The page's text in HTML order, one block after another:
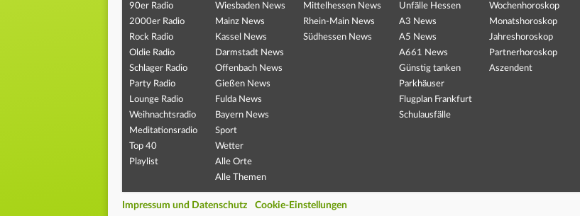
90er Radio
2000er Radio
Rock Radio
Oldie Radio
Schlager Radio
Party Radio
Lounge Radio
Weihnachtsradio
Meditationsradio
Top 40
Playlist
Wiesbaden News
Mainz News
Kassel News
Darmstadt News
Offenbach News
Gießen News
Fulda News
Bayern News
Sport
Wetter
Alle Orte
Alle Themen
Mittelhessen News
Rhein-Main News
Südhessen News
Unfälle Hessen
A3 News
A5 News
A661 News
Günstig tanken
Parkhäuser
Flugplan Frankfurt
Schulausfälle
Wochenhoroskop
Monatshoroskop
Jahreshoroskop
Partnerhoroskop
Aszendent
Impressum und Datenschutz Cookie-Einstellungen